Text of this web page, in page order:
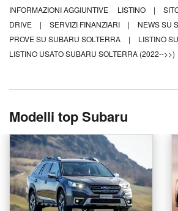
INFORMAZIONI AGGIUNTIVE LISTINO |
DRIVE
| SERVIZI FINANZIARI | NEWS SU
PROVE SU SUBARU SOLTERRA
| LISTINO
LISTINO USATO SUBARU SOLTERRA (2022-->>)
Modelli top Subaru